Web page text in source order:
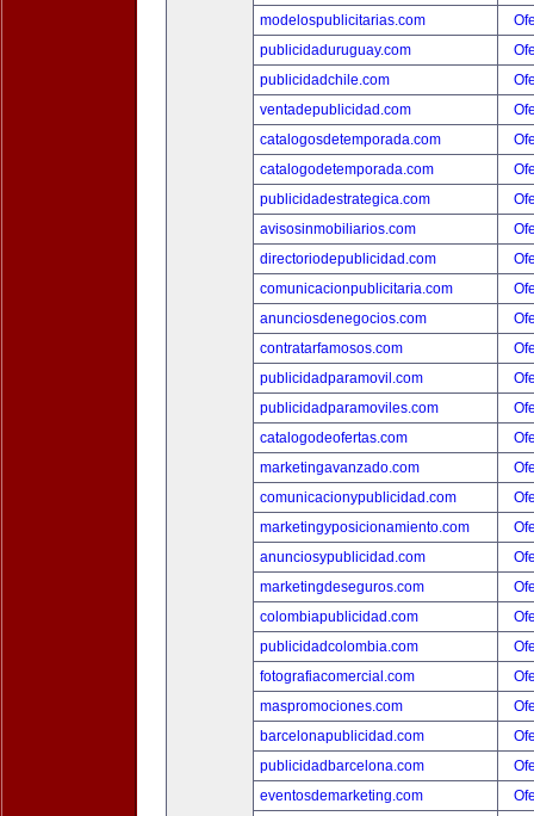
modelospublicitarias.com
publicidaduruguay.com
publicidadchile.com
ventadepublicidad.com
catalogosdetemporada.com
catalogodetemporada.com
publicidadestrategica.com
avisosinmobiliarios.com
directoriodepublicidad.com
comunicacionpublicitaria.com
anunciosdenegocios.com
contratarfamosos.com
publicidadparamovil.com
publicidadparamoviles.com
catalogodeofertas.com
marketingavanzado.com
comunicacionypublicidad.com
marketingyposicionamiento.com
anunciosypublicidad.com
marketingdeseguros.com
colombiapublicidad.com
publicidadcolombia.com
fotografiacomercial.com
maspromociones.com
barcelonapublicidad.com
publicidadbarcelona.com
eventosdemarketing.com